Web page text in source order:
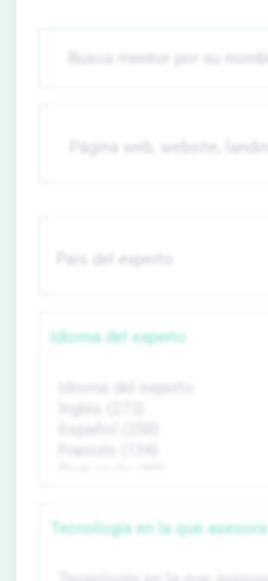
Idioma del experto
Tecnología en la que asesora